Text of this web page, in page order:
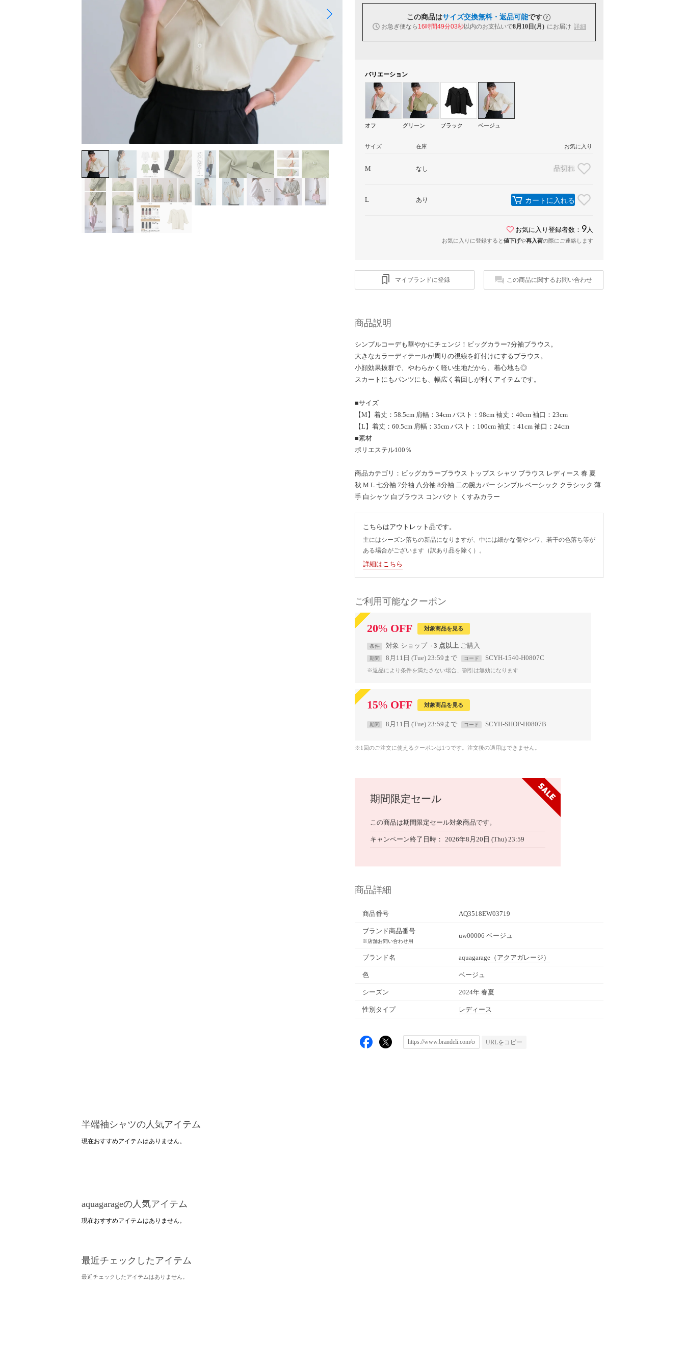
この商品はサイズ交換無料・返品可能です
お急ぎ便なら 16時間49分02秒以内のお支払いで8月10日(月) にお届け 詳細
バリエーション
オフ グリーン ブラック ベージュ
サイズ 在庫 お気に入り
M なし 品切れ
L あり カートに入れる
お気に入り登録者数： 9 人
お気に入りに登録すると値下げや再入荷の際にご連絡します
マイブランドに登録 この商品に関するお問い合わせ
商品説明
シンプルコーデも華やかにチェンジ！ビッグカラー7分袖ブラウス。
大きなカラーディテールが周りの視線を釘付けにするブラウス。
小顔効果抜群で、やわらかく軽い生地だから、着心地も◎
スカートにもパンツにも、幅広く着回しが利くアイテムです。
■サイズ
【M】着丈：58.5cm 肩幅：34cm バスト：98cm 袖丈：40cm 袖口：23cm
【L】着丈：60.5cm 肩幅：35cm バスト：100cm 袖丈：41cm 袖口：24cm
■素材
ポリエステル100％
商品カテゴリ：ビッグカラーブラウス トップス シャツ ブラウス レディース 春 夏
秋 M L 七分袖 7分袖 八分袖 8分袖 二の腕カバー シンプル ベーシック クラシック 薄
手 白シャツ 白ブラウス コンパクト くすみカラー
こちらはアウトレット品です。
主にはシーズン落ちの新品になりますが、中には細かな傷やシワ、若干の色落ち等が
ある場合がございます（訳あり品を除く）。
詳細はこちら
ご利用可能なクーポン
20% OFF 対象商品を見る
条件 対象 ショップ 3 点以上
期間 8月11日 (Tue) 23:59まで コード SCYH-1540-H0807C
※返品により条件を満たさない場合、割引は無効になります
15% OFF 対象商品を見る
期間 8月11日 (Tue) 23:59まで コード SCYH-SHOP-H0807B
※1回のご注文に使えるクーポンは1つです。注文後の適用はできません。
期間限定セール
この商品は期間限定セール対象商品です。
キャンペーン終了日時 2026年8月20日 (Thu) 23:59
商品詳細
商品番号 AQ3518EW03719
ブランド商品番号
※店舗お問い合わせ用
uw00006 ベージュ
ブランド名 aquagarage （アクアガレージ）
色 ベージュ
シーズン 2024年 春夏
性別タイプ レディース
URLをコピー
半端袖シャツの人気アイテム
現在おすすめアイテムはありません。
aquagarageの人気アイテム
現在おすすめアイテムはありません。
最近チェックしたアイテム
最近チェックしたアイテムはありません。